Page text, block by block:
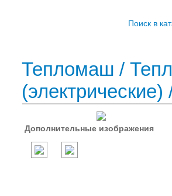
Поиск в
Тепломаш /
(электрические)
Дополнительные изображения